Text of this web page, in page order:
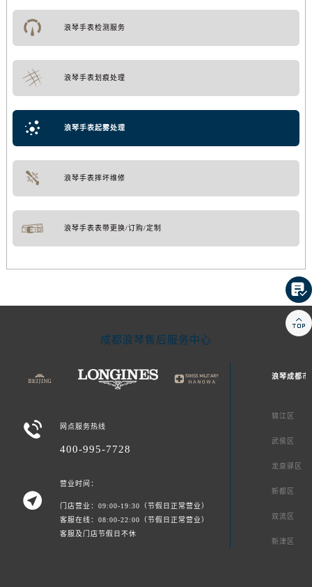
浪琴手表检测服务
浪琴手表划痕处理
浪琴手表起雾处理
浪琴手表摔坏维修
浪琴手表表带更换/订购/定制
成都浪琴售后服务中心
 网点服务热线
400-995-7728

营业时间：
门店营业：09:00-19:30（节假日正常营业）
客服在线：08:00-22:00（节假日正常营业）
客服及门店节假日不休
浪琴成都市
锦江区
武侯区
龙泉驿区
新都区
双流区
新津区

